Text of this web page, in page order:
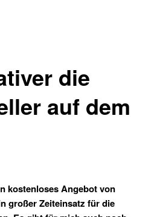
die
auf dem
kostenloses Angebot von
großer Zeiteinsatz für die